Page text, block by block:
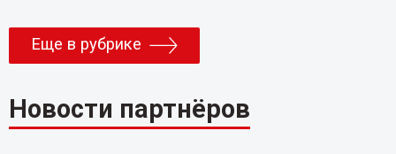
Еще в рубрике
Новости партнёров